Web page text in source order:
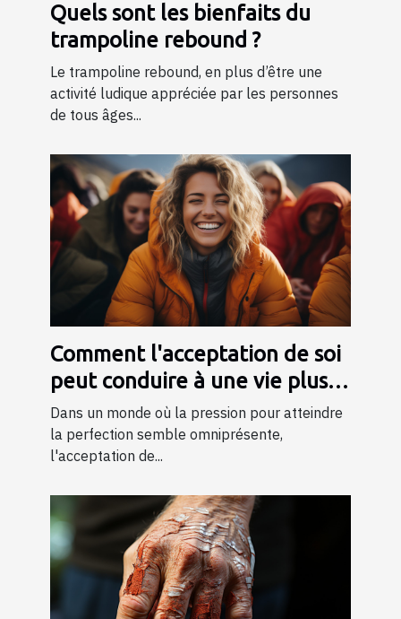
Quels sont les bienfaits du
trampoline rebound ?
Le trampoline rebound, en plus d’être une
activité ludique appréciée par les personnes
de tous âges...
Comment l'acceptation de soi
peut conduire à une vie plus
épanouie
Dans un monde où la pression pour atteindre
la perfection semble omniprésente,
l'acceptation de...